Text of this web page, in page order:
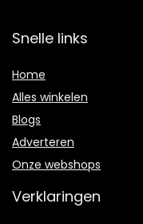
Snelle links
Home
Alles winkelen
Blogs
Adverteren
Onze webshops
Verklaringen